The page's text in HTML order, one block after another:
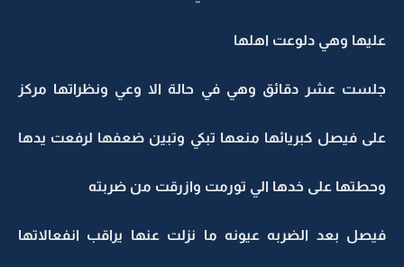
عليها وهي دلوعت اهلها
جلست عشر دقائق وهي في حالة الا وعي ونظراتها مركز
على فيصل كبريائها منعها تبكي وتبين ضعفها لرفعت يدها
وحطتها على خدها الي تورمت وازرقت من ضربته
فيصل بعد الضربه عيونه ما نزلت عنها يراقب انفعالاتها